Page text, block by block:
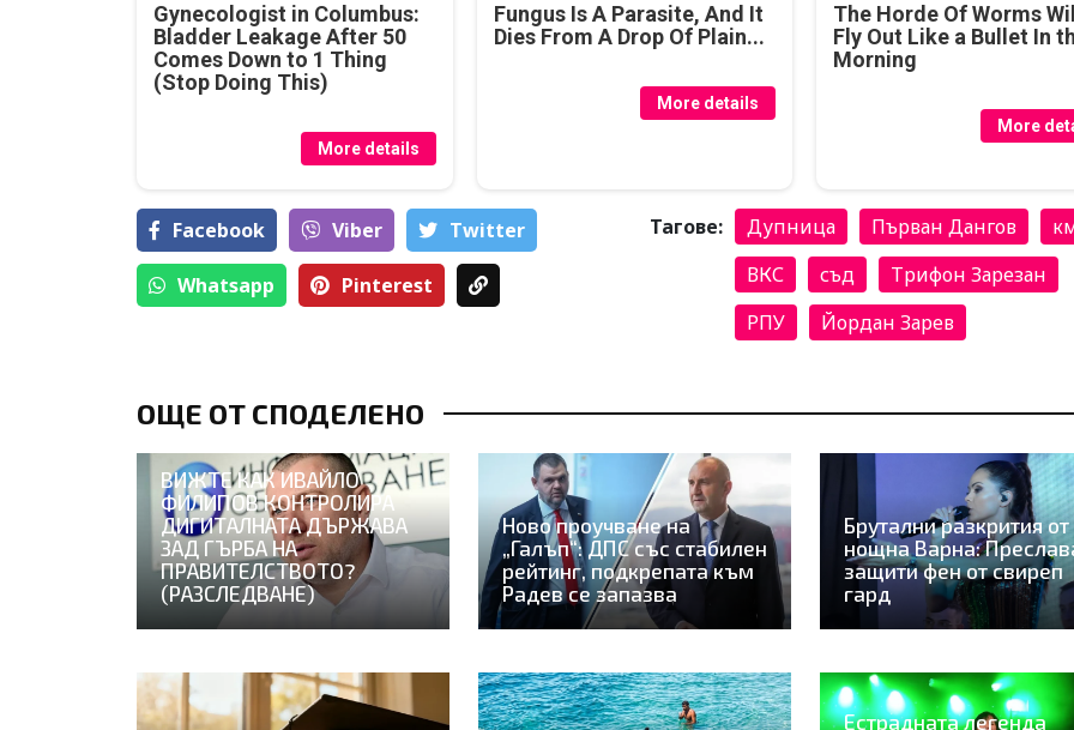
Gynecologist in Columbus:
Bladder Leakage After 50
Comes Down to 1 Thing
(Stop Doing This)
More details
Fungus Is A Parasite, And It
Dies From A Drop Of Plain...
More details
The Horde Of Worms Will
Fly Out Like a Bullet In
Morning
More
Facebook Viber Тwitter
Whatsapp Pinterest
Тагове: Дупница Първан Дангов
ВКС
съд
Трифон Зарезан
РПУ
Йордан Зарев
ОЩЕ ОТ СПОДЕЛЕНО
ВИЖТЕ КАК ИВАЙЛО
ФИЛИПОВ КОНТРОЛИРА
ДИГИТАЛНАТА ДЪРЖАВА
ЗАД ГЪРБА НА
ПРАВИТЕЛСТВОТО?
(РАЗСЛЕДВАНЕ)
Ново проучване на
„Галъп“: ДПС със стабилен
рейтинг, подкрепата към
Радев се запазва
Брутални разкрития от
нощна Варна:
защити фен от свиреп
гард
Естрадната легенда